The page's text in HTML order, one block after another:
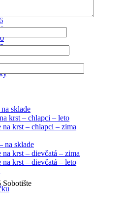
sklade
krst – chlapci – leto
na krst – chlapci – zima
na sklade
na krst – dievčatá – zima
na krst – dievčatá – leto
Sobotište